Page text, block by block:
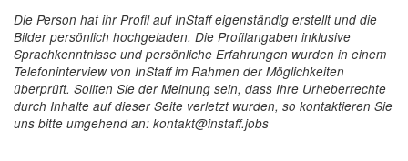
Die Person hat ihr Profil auf InStaff eigenständig erstellt und die
Bilder persönlich hochgeladen. Die Profilangaben inklusive
Sprachkenntnisse und persönliche Erfahrungen wurden in einem
Telefoninterview von InStaff im Rahmen der Möglichkeiten
überprüft. Sollten Sie der Meinung sein, dass Ihre Urheberrechte
durch Inhalte auf dieser Seite verletzt wurden, so kontaktieren Sie
uns bitte umgehend an: kontakt@instaff.jobs